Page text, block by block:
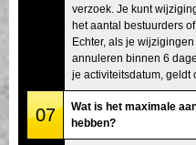
verzoek. Je kunt
het aantal bestuurders
Echter, als je
annuleren binnen 6
je activiteitsdatum, geldt
07
Wat is het maximale
hebben?